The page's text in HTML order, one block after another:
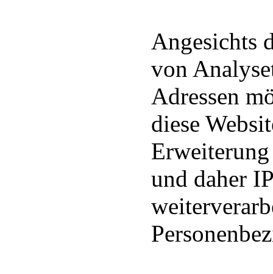
Angesichts
von
Adressen
diese
und daher